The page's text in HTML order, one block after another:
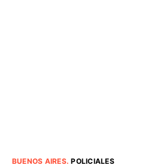
BUENOS AIRES.POLICIALES